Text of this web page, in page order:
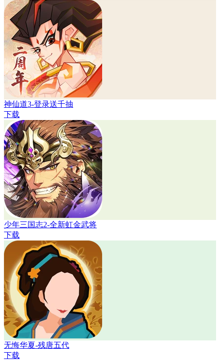
神仙道3-登录送千抽
下载
少年三国志2-全新虹金武将
下载
无悔华夏-残唐五代
下载